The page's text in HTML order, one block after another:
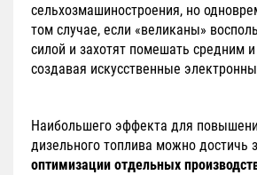
сельхозмашиностроения, но
том случае, если «великаны»
силой и захотят помешать средним
создавая искусственные
Наибольшего эффекта для
дизельного топлива можно достичь
оптимизации отдельных